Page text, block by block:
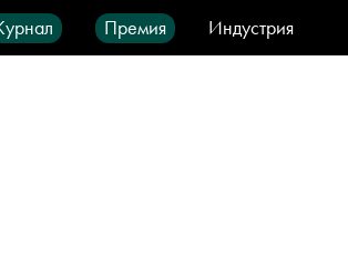
Премия
Индустрия
Город IT-продукты